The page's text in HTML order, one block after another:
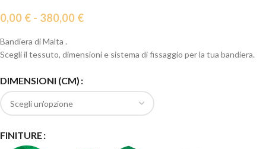
0,00 € - 380,00 €
Bandiera di Malta .
Scegli il tessuto, dimensioni e sistema di fissaggio per la tua bandiera.
DIMENSIONI (CM)
FINITURE